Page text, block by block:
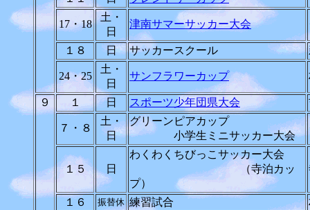
17・18
土・
日
津南サマーサッカー大会
１８ 日 サッカースクール
24・25
土・
日
サンフラワーカップ
９ １ 日 スポーツ少年団県大会
７・８
土・
日
グリーンピアカップ
小学生ミニサッカー大会
１５ 日
わくわくちびっこサッカー大会
（寺泊カッ
プ）
１６ 振替休 練習試合